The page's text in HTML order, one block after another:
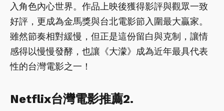
入角色內心世界。作品上映後獲得影評與觀眾一致
好評，更成為金馬獎與台北電影節入圍最大贏家。
雖然節奏相對緩慢，但正是這份留白與克制，讓情
感得以慢慢發酵，也讓《大濛》成為近年最具代表
性的台灣電影之一！
Netflix台灣電影推薦2.